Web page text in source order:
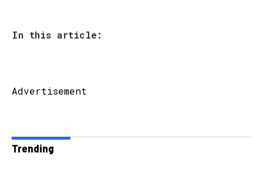
In this article:
Advertisement
Trending